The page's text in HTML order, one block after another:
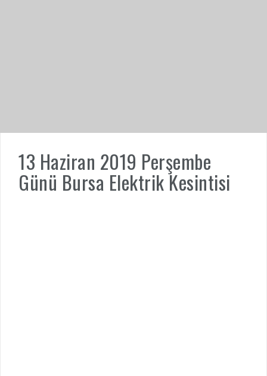
13 Haziran 2019 Perşembe
Günü Bursa Elektrik Kesintisi